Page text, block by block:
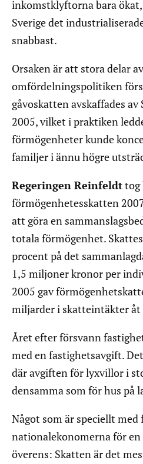
inkomstklyftorna bara ökat,
Sverige det
snabbast.
Orsaken är att stora delar av
omfördelningspolitiken
gåvoskatten avskaffades
2005, vilket i praktiken
förmögenheter kunde
familjer i ännu högre
Regeringen Reinfeldttog
förmögenhetesskatten
att göra en
totala förmögenhet.
procent på det
1,5 miljoner kronor per
2005 gav
miljarder i skatteintäkter åt
Året efter försvann
med en fastighetsavgift.
där avgiften för lyxvillor i
densamma som för hus på
Något som är speciellt
nationalekonomerna för en
överens: Skatten är det